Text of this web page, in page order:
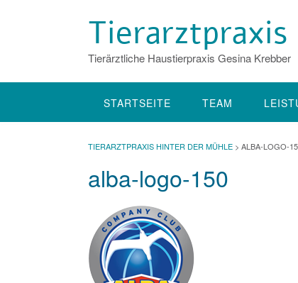
Tierarztpraxis
Tierärztliche Haustierpraxis Gesina Krebber
STARTSEITE TEAM
TIERARZTPRAXIS HINTER DER MÜHLE > ALBA-LOGO-
alba-logo-150